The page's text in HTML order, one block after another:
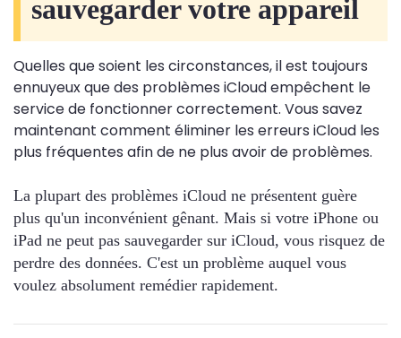
sauvegarder votre appareil
Quelles que soient les circonstances, il est toujours
ennuyeux que des problèmes iCloud empêchent le
service de fonctionner correctement. Vous savez
maintenant comment éliminer les erreurs iCloud les
plus fréquentes afin de ne plus avoir de problèmes.
La plupart des problèmes iCloud ne présentent guère
plus qu'un inconvénient gênant. Mais si votre iPhone ou
iPad ne peut pas sauvegarder sur iCloud, vous risquez de
perdre des données. C'est un problème auquel vous
voulez absolument remédier rapidement.